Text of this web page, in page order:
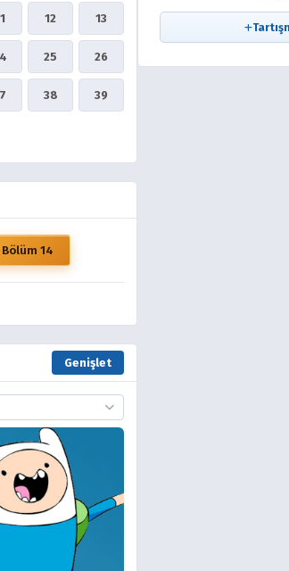
12 13
25 26
38 39
14
Genişlet